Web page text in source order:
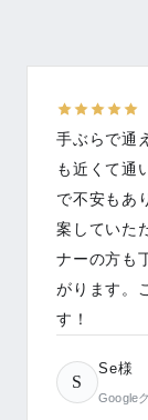
手ぶらで通
も近くて通
で不安もあ
案していた
ナーの方も
がります。
す！
S
Se様
Google